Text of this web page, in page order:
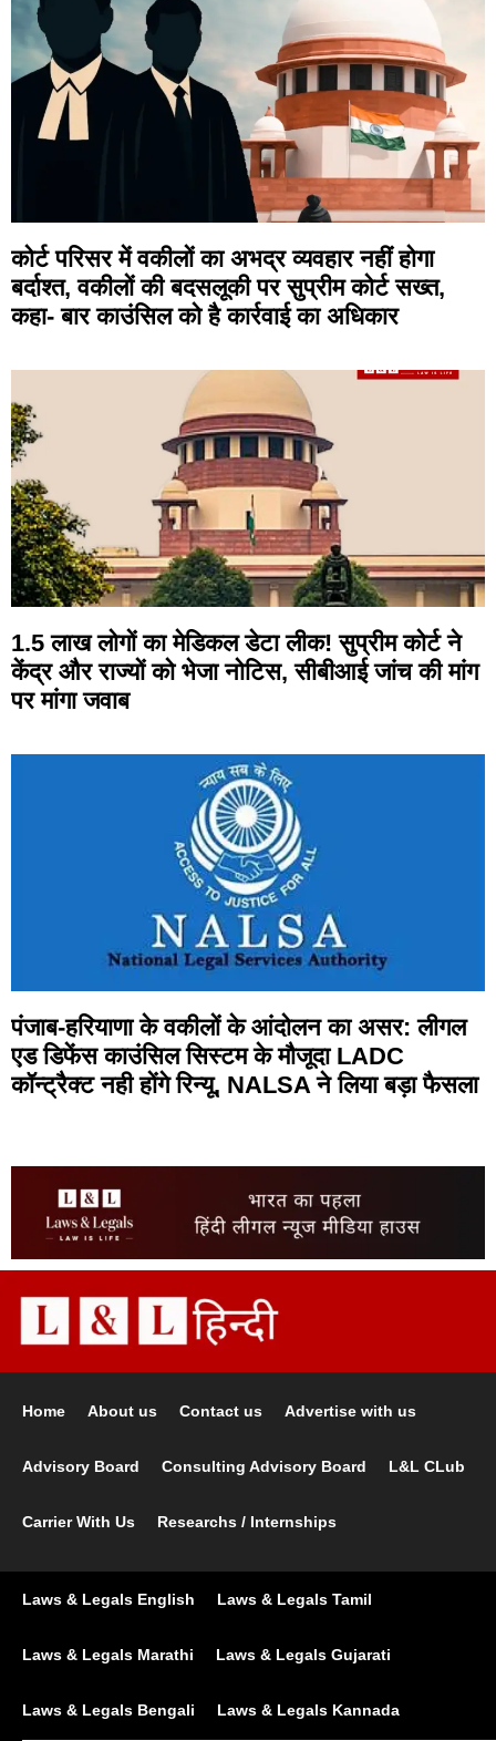
कोर्ट परिसर में वकीलों का अभद्र व्यवहार नहीं होगा
बर्दाश्त, वकीलों की बदसलूकी पर सुप्रीम कोर्ट सख्त,
कहा- बार काउंसिल को है कार्रवाई का अधिकार
1.5 लाख लोगों का मेडिकल डेटा लीक! सुप्रीम कोर्ट ने
केंद्र और राज्यों को भेजा नोटिस, सीबीआई जांच की मांग
पर मांगा जवाब
पंजाब-हरियाणा के वकीलों के आंदोलन का असर: लीगल
एड डिफेंस काउंसिल सिस्टम के मौजूदा LADC
कॉन्ट्रैक्ट नही होंगे रिन्यू, NALSA ने लिया बड़ा फैसला
Home About us Contact us Advertise with us
Advisory Board Consulting Advisory Board L&L CLub
Carrier With Us Researchs / Internships
Laws & Legals English Laws & Legals Tamil
Laws & Legals Marathi Laws & Legals Gujarati
Laws & Legals Bengali Laws & Legals Kannada